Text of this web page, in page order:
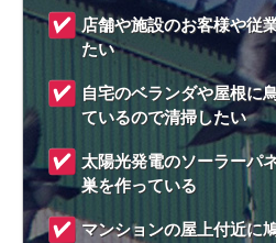
店舗や施設のお客様や従
たい
自宅のベランダや屋根に
ているので清掃したい
太陽光発電のソーラーパ
巣を作っている
マンションの屋上付近に